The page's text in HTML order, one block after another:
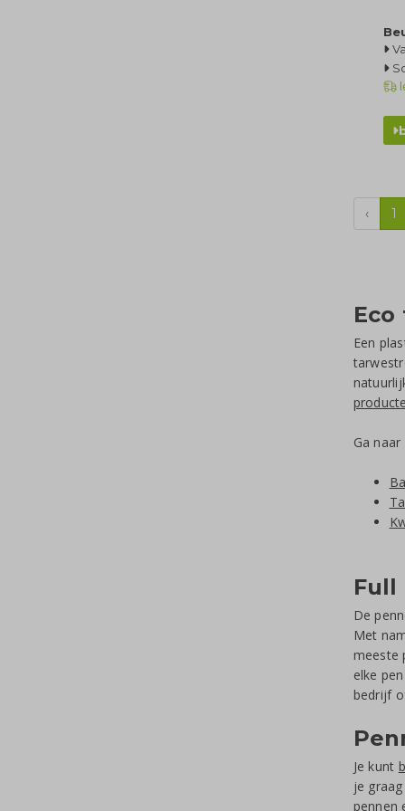
‹ 1
Een
Ga
Full
De
Met
meeste
elke
bedrijf
Je kunt
je
pennen